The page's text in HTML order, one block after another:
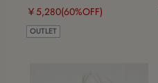
￥5,280(60%OFF)
OUTLET